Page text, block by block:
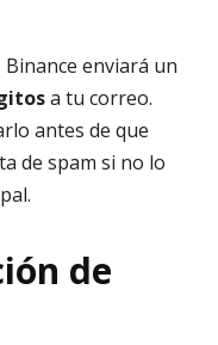
enviará un
a tu correo.
antes de que
de spam si no lo
de